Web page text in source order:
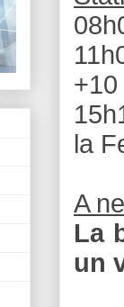
la
A
La
un